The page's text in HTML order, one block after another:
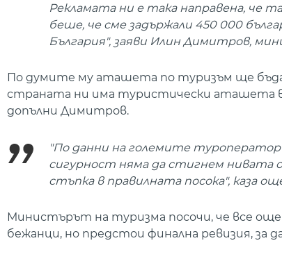
Рекламата ни е така направена, че
беше, че сме задържали 450 000
България", заяви Илин Димитров,
По думите му аташета по туризъм ще
страната ни има туристически аташета
допълни Димитров.
"По данни на големите
сигурност няма да стигнем нивата
стъпка в правилната посока", каза
Министърът на туризма посочи, че все
бежанци, но предстои финална ревизия, за